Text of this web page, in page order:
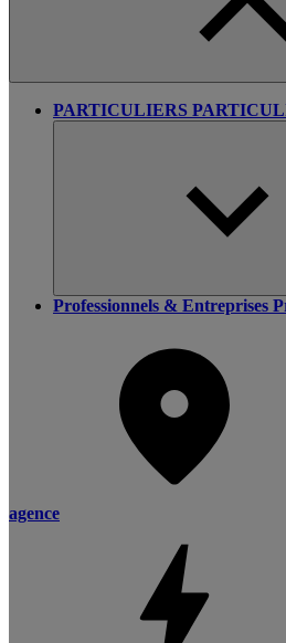
PARTICULIERS
Professionnels & Entreprises
agence